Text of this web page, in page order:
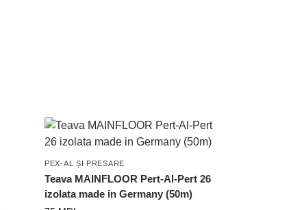
PEX-AL ȘI PRESARE
Teava MAINFLOOR Pert-Al-Pert 26
izolata made in Germany (50m)